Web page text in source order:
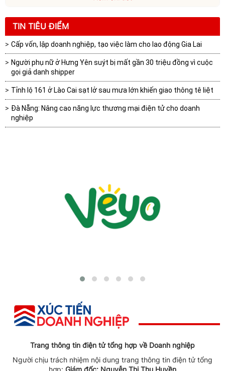
TIN TIÊU ĐIỂM
Cấp vốn, lập doanh nghiệp, tạo việc làm cho lao động Gia Lai
Người phụ nữ ở Hưng Yên suýt bị mất gần 30 triệu đồng vì cuộc
gọi giả danh shipper
Tỉnh lộ 161 ở Lào Cai sạt lở sau mưa lớn khiến giao thông tê liệt
Đà Nẵng: Nâng cao năng lực thương mại điện tử cho doanh
nghiệp
Trang thông tin điện tử tổng hợp về Doanh nghiệp
Người chịu trách nhiệm nội dung trang thông tin điện tử tổng